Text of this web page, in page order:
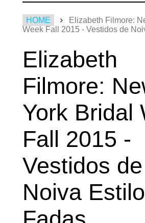
Week Fall 2015 - Vestidos de
Elizabeth
Filmore:
York Bridal
Fall 2015 -
Vestidos de
Noiva Estilo
Fadas